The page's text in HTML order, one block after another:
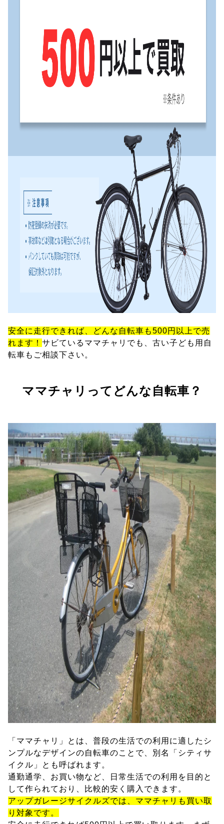
安全に走行できれば、どんな自転車も500円以上で売
れます！ サビているママチャリでも、古い子ども用自
転車もご相談下さい。
ママチャリってどんな自転車？
「ママチャリ」とは、普段の生活での利用に適したシ
ンプルなデザインの自転車のことで、別名「シティサ
イクル」とも呼ばれます。
通勤通学、お買い物など、日常生活での利用を目的と
して作られており、比較的安く購入できます。
アップガレージサイクルズでは、ママチャリも買い取
り対象です。